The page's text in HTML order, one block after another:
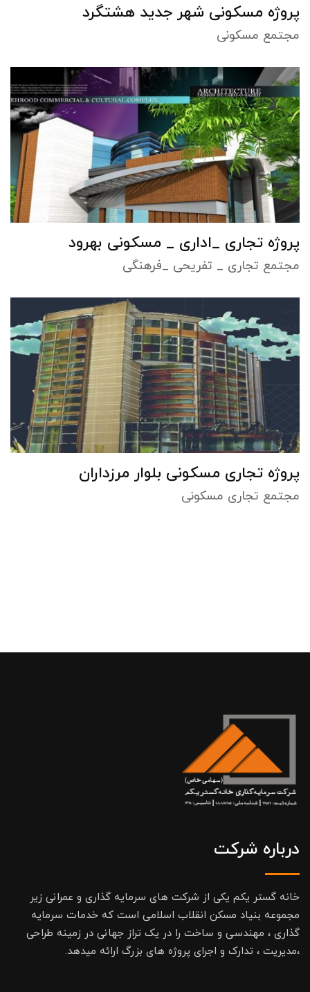
پروژه مسکونی شهر جدید هشتگرد
مجتمع مسکونی
پروژه تجاری _اداری _ مسکونی بهرود
مجتمع تجاری _ تفریحی _فرهنگی
پروژه تجاری مسکونی بلوار مرزداران
مجتمع تجاری مسکونی
درباره شرکت
خانه گستر یکم یکی از شرکت های سرمایه گذاری و عمرانی زیر
مجموعه بنیاد مسکن انقلاب اسلامی است که خدمات سرمایه
گذاری ، مهندسی و ساخت را در یک تراز جهانی در زمینه طراحی
،مدیریت ، تدارک و اجرای پروژه های بزرگ ارائه میدهد.